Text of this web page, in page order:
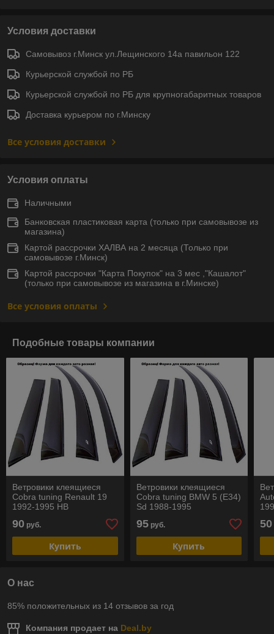
Условия доставки
Самовывоз г.Минск ул.Лещинского 14а павильон 122
Курьерской службой по РБ
Курьерской службой по РБ для крупногабаритных товаров
Доставка курьером по г.Минску
Все условия доставки
Условия оплаты
Наличными
Банковская пластиковая карта (только при самовывозе из
магазина)
Картой рассрочки ХАЛВА на 2 месяца (Только при
самовывозе г.Минск)
Картой рассрочки "Карта Покупок" на 3 мес ,"Кашалот"
(только при самовывозе из магазина в г.Минске)
Все условия оплаты
Подобные товары компании
Ветровики клеящиеся
Cobra tuning Renault 19
1992-1995 HB
90 руб.
Купить
Ветровики клеящиеся
Cobra tuning BMW 5 (E34)
Sd 1988-1995
95руб.
Купить
50
О нас
85% положительных из 14 отзывов за год
Компания продает на Deal.by